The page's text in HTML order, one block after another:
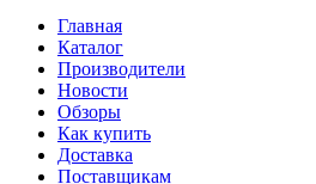
Главная
Каталог
Производители
Новости
Обзоры
Как купить
Доставка
Поставщикам